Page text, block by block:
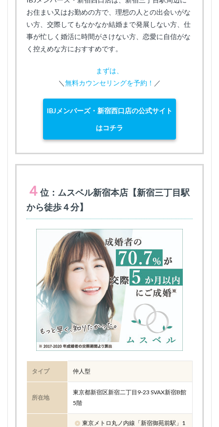
お住まい又はお勤めの方で、理想の人との出会いがな
い方、交際してもなかなか結婚まで発展しない方、仕
事が忙しく婚活に時間がさけない方、恋愛に自信がな
く控えめな方におすすめです。
まずは、
＼ 無料カウンセリングを予約！ ／
IBJメンバーズ・新宿西口店の公式サイト
はコチラ
４ 位：ムスベル新宿本店【新宿三丁目駅
から徒歩４分】
タイプ 仲人型
所在地
東京都新宿区新宿二丁目9-23 SVAX新宿B館
5階
東京メトロ丸ノ内線「新宿御苑前駅」1